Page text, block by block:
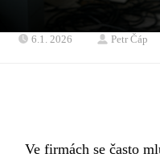
6.1. 2026 Petr Čáp
Ve firmách se často